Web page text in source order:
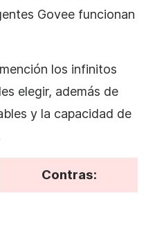
Govee funcionan
los infinitos
elegir, además de
y la capacidad de
Contras: